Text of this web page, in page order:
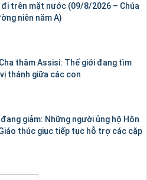
trên mặt nước (09/8/2026 – Chúa
niên năm A)
thăm Assisi: Thế giới đang tìm
thánh giữa các con
giảm: Những người ủng hộ Hôn
thúc giục tiếp tục hỗ trợ các cặp